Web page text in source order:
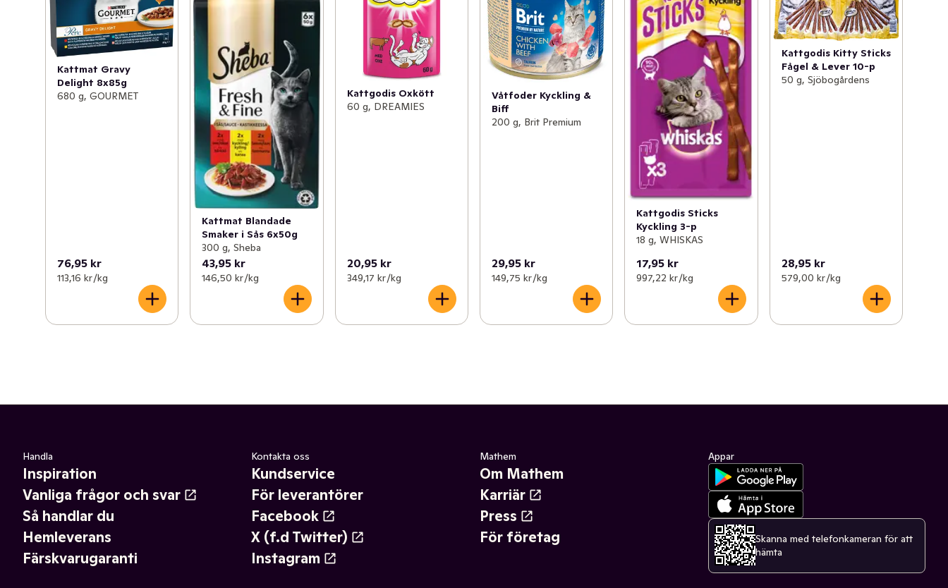
Kattmat Gravy
Delight 8x85g
680 g, GOURMET
76,95 kr
113,16 kr /kg
Kattmat Blandade
Smaker i Sås 6x50g
300 g, Sheba
43,95 kr
146,50 kr /kg
Kattgodis Oxkött
60 g, DREAMIES
20,95 kr
349,17 kr /kg
Våtfoder Kyckling &
Biff
200 g, Brit Premium
29,95 kr
149,75 kr /kg
Kattgodis Sticks
Kyckling 3-p
18 g, WHISKAS
17,95 kr
997,22 kr /kg
Kattgodis Kitty Sticks
Fågel & Lever 10-p
50 g, Sjöbogårdens
28,95 kr
579,00 kr /kg
Handla
Inspiration
Vanliga frågor och svar
Så handlar du
Hemleverans
Färskvarugaranti
Kontakta oss
Kundservice
För leverantörer
Facebook
X (f.d Twitter)
Instagram
Mathem
Om Mathem
Karriär
Press
För företag
Appar
Skanna med telefonkameran för att
hämta